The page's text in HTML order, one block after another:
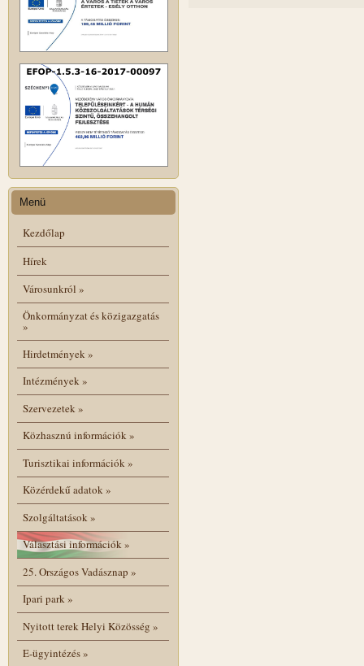
Menü
Kezdőlap
Hírek
Városunkról »
Önkormányzat és közigazgatás
»
Hirdetmények»
Intézmények»
Szervezetek»
Közhasznú információk»
Turisztikai információk»
Közérdekű adatok»
Szolgáltatások»
Választási információk»
25. Országos Vadásznap »
Ipari park»
Nyitott terek Helyi Közösség »
E-ügyintézés»